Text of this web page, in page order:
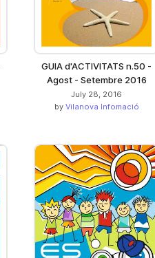
GUIA d'ACTIVITATS n.50 -
Agost - Setembre 2016
July 28, 2016
by Vilanova Infomació